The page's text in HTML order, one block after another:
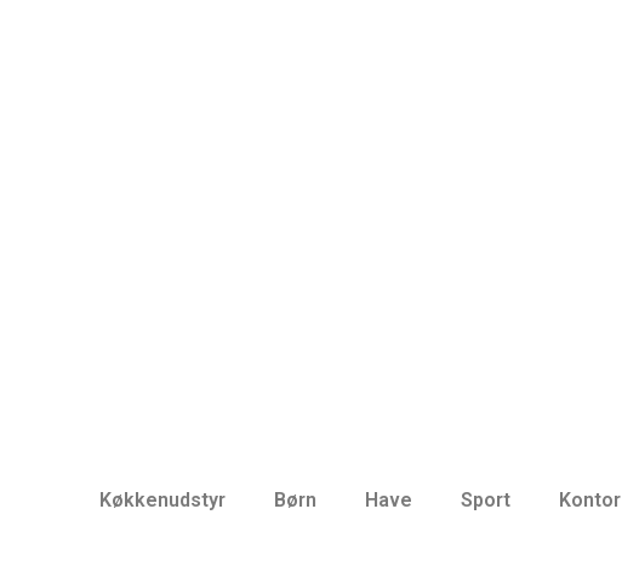
Køkkenudstyr Børn Have Sport Kontor